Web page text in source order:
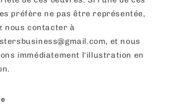
préfère ne pas être représentée,
nous contacter à
et nous
immédiatement l'illustration en